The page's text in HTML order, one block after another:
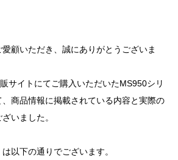
顧いただき、誠にありがとうございま
サイトにてご購入いただいたMS950シリ
商品情報に掲載されている内容と実際の
いました。
以下の通りでございます。